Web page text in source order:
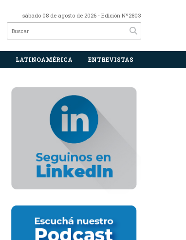
sábado 08 de agosto de 2026 - Edición Nº2803
LATINOAMÉRICA ENTREVISTAS